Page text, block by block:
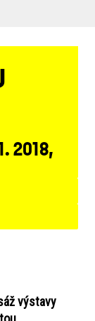
2018,
výstavy